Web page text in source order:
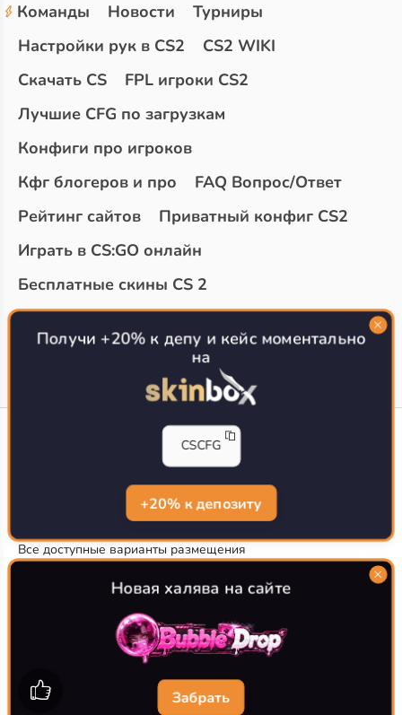
Команды Новости
Турниры
Настройки рук в CS2
CS2 WIKI
Скачать CS
FPL игроки CS2
Лучшие CFG по загрузкам
Конфиги про игроков
Кфг блогеров и про
FAQ Вопрос/Ответ
Рейтинг сайтов
Приватный конфиг CS2
Играть в CS:GO онлайн
Бесплатные скины CS 2
Топ сайтов с халявой КС 2
О проекте
CS-CONFIG.com © 2020-2026 г.
Политика конфиденциальности
РЕКЛАМА НА САЙТЕ
Все доступные варианты размещения
Согласие на обработку данных
О CS-CONFIG.COM
CFG pro CS 2 - именно это мы и размещаем на нашем
проекте, иными словами мы предоставляем пользователям
конфиги про игроков кс2. Также вы сможете
самостоятельно поделиться своими настройками с другими
Разработка сайта
WebZapusk.ru
Получи +20% к депу и кейс моментально
на
CSCFG
+20% к депозиту
Новая халява на сайте
Забрать